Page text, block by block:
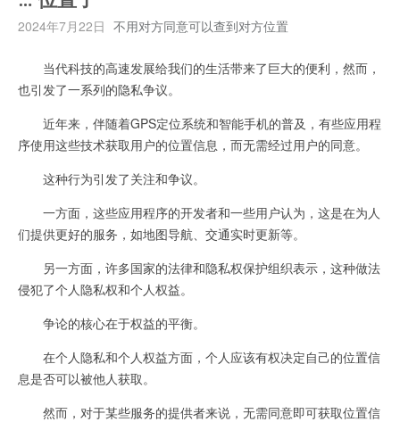
2024年7月22日 不用对方同意可以查到对方位置
当代科技的高速发展给我们的生活带来了巨大的便利，然而，
也引发了一系列的隐私争议。
近年来，伴随着GPS定位系统和智能手机的普及，有些应用程
序使用这些技术获取用户的位置信息，而无需经过用户的同意。
这种行为引发了关注和争议。
一方面，这些应用程序的开发者和一些用户认为，这是在为人
们提供更好的服务，如地图导航、交通实时更新等。
另一方面，许多国家的法律和隐私权保护组织表示，这种做法
侵犯了个人隐私权和个人权益。
争论的核心在于权益的平衡。
在个人隐私和个人权益方面，个人应该有权决定自己的位置信
息是否可以被他人获取。
然而，对于某些服务的提供者来说，无需同意即可获取位置信